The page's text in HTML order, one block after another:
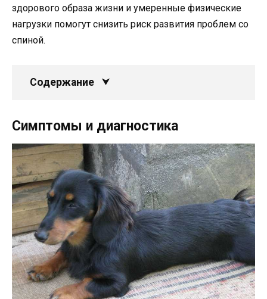
здорового образа жизни и умеренные физические
нагрузки помогут снизить риск развития проблем со
спиной.
Содержание
Симптомы и диагностика